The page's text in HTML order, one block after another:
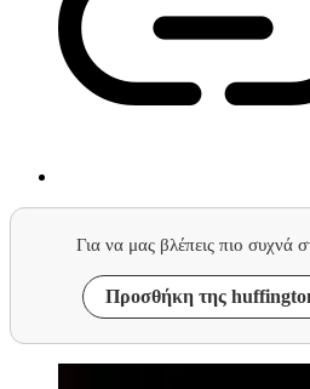
Για να μας βλέπεις πιο συχνά
Προσθήκη της